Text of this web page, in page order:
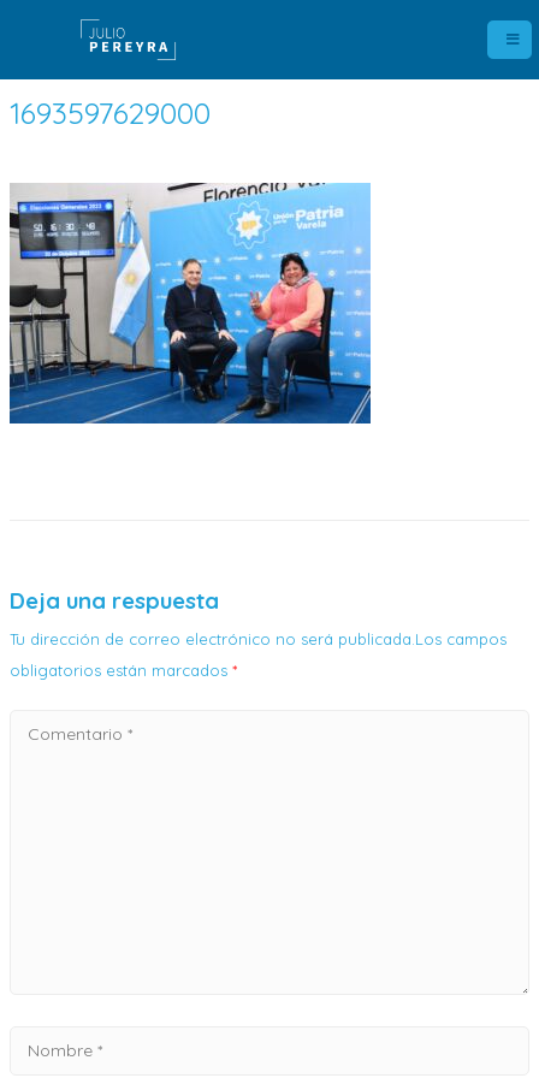
1693597629000
Deja una respuesta
Tu dirección de correo electrónico no será publicada.Los campos
obligatorios están marcados *